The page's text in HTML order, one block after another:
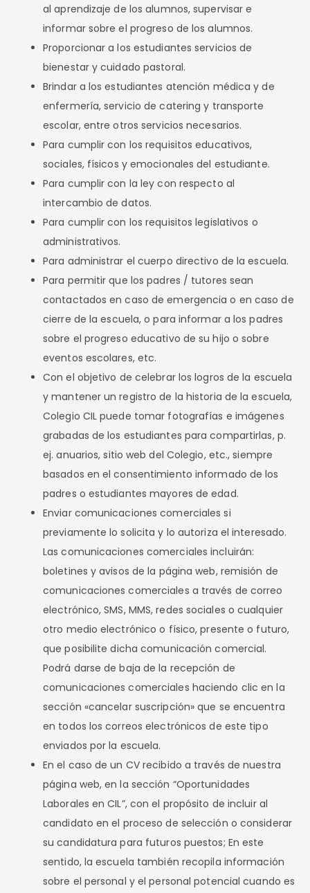
al aprendizaje de los alumnos, supervisar e
informar sobre el progreso de los alumnos.
Proporcionar a los estudiantes servicios de
bienestar y cuidado pastoral.
Brindar a los estudiantes atención médica y de
enfermería, servicio de catering y transporte
escolar, entre otros servicios necesarios.
Para cumplir con los requisitos educativos,
sociales, físicos y emocionales del estudiante.
Para cumplir con la ley con respecto al
intercambio de datos.
Para cumplir con los requisitos legislativos o
administrativos.
Para administrar el cuerpo directivo de la escuela.
Para permitir que los padres / tutores sean
contactados en caso de emergencia o en caso de
cierre de la escuela, o para informar a los padres
sobre el progreso educativo de su hijo o sobre
eventos escolares, etc.
Con el objetivo de celebrar los logros de la escuela
y mantener un registro de la historia de la escuela,
Colegio CIL puede tomar fotografías e imágenes
grabadas de los estudiantes para compartirlas, p.
ej. anuarios, sitio web del Colegio, etc., siempre
basados en el consentimiento informado de los
padres o estudiantes mayores de edad.
Enviar comunicaciones comerciales si
previamente lo solicita y lo autoriza el interesado.
Las comunicaciones comerciales incluirán:
boletines y avisos de la página web, remisión de
comunicaciones comerciales a través de correo
electrónico, SMS, MMS, redes sociales o cualquier
otro medio electrónico o físico, presente o futuro,
que posibilite dicha comunicación comercial.
Podrá darse de baja de la recepción de
comunicaciones comerciales haciendo clic en la
sección «cancelar suscripción» que se encuentra
en todos los correos electrónicos de este tipo
enviados por la escuela.
En el caso de un CV recibido a través de nuestra
página web, en la sección “Oportunidades
Laborales en CIL”, con el propósito de incluir al
candidato en el proceso de selección o considerar
su candidatura para futuros puestos; En este
sentido, la escuela también recopila información
sobre el personal y el personal potencial cuando es